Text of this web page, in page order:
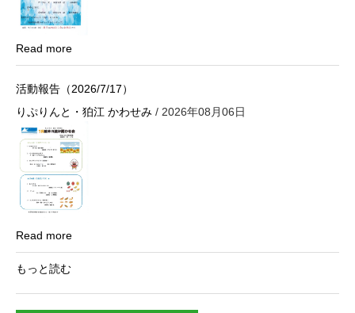
Read more
活動報告（2026/7/17）
りぷりんと・狛江 かわせみ / 2026年08月06日
Read more
もっと読む